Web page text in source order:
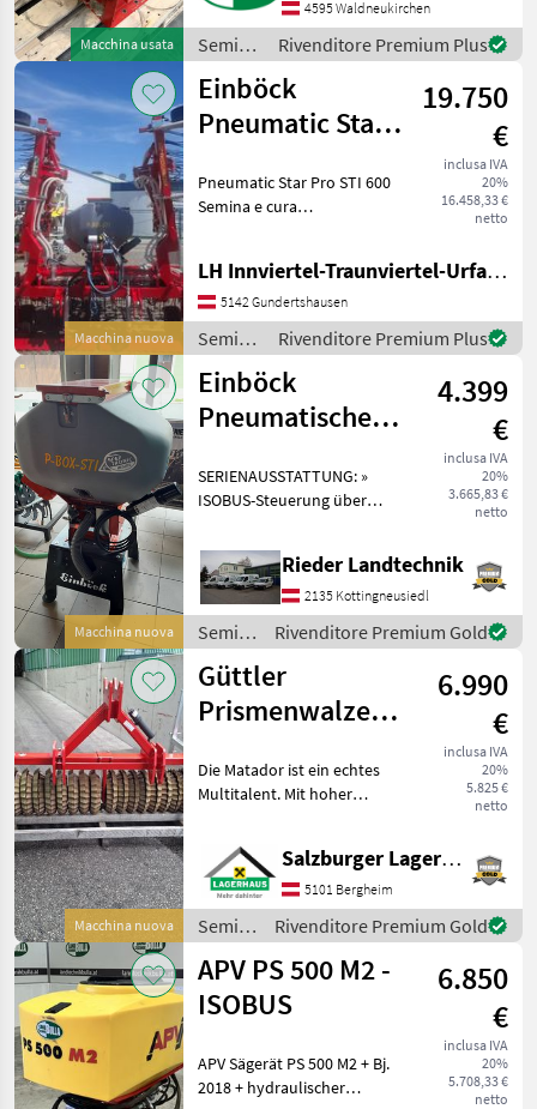
Macchina usata
Abdrehrutsche, Kontr
4595 Waldneukirchen
Semina
e cura /
APV
Rivenditore Premium Plus
Macchina nuova
Einböck
Pneumatic Star
19.750
€
inclusa IVA
20%
16.458,33 €
netto
Pneumatic Star Pro STI 600
Semina e cura
LH Innviertel-Traunviertel-Urfahr eGen, Gundertshausen
5142 Gundertshausen
Semina
e cura /
Einböck
Rivenditore Premium Plus
Macchina nuova
Einböck
Pneumatisches
STI 600
4.399
€
inclusa IVA
20%
3.665,83 €
netto
SERIENAUSSTATTUNG: »
ISOBUS-Steuerung über
SPEED-TRONIC-Steuerung
aus Eigenentwicklung »
Großes 5-Zoll Farbdisplay »
Sehr übersichtliche
Rieder Landtechnik
2135 Kottingneusiedl
Semina
e cura /
Einböck
Rivenditore Premium Gold
Macchina nuova
Güttler
Prismenwalze
6.990
€
inclusa IVA
20%
5.825 €
netto
Die Matador ist ein echtes
Multitalent. Mit hoher
Grünland. Ideal für kleinere
und mittlere Unternehmen.
Aussta
Salzburger Lagerhaus-Technik
5101 Bergheim
Semina
e cura /
Güttler
Rivenditore Premium Gold
APV PS 500 M2 -
ISOBUS
6.850
€
inclusa IVA
20%
5.708,33 €
netto
APV Sägerät PS 500 M2 + Bj.
2018 + hydraulischer